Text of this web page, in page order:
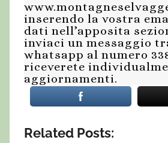
inserendo la vostra
dati nell’apposita
inviaci un messaggio
whatsapp al numero
riceverete
aggiornamenti.
Related Posts: